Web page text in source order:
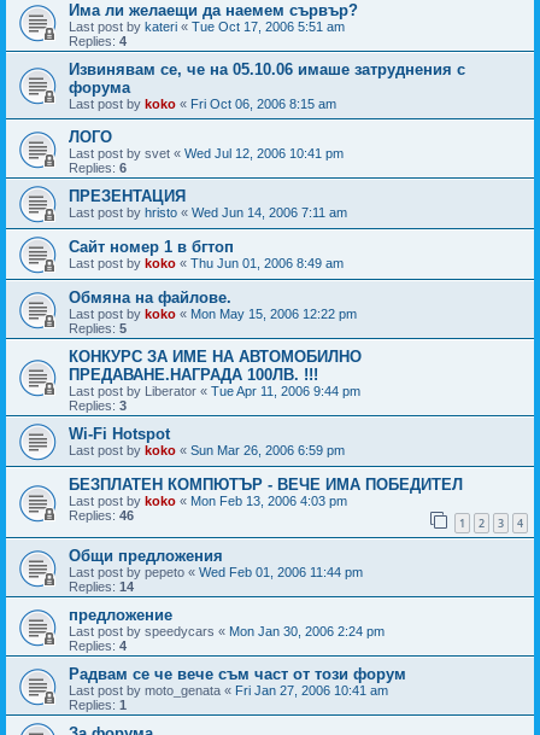
Има ли желаещи да наемем сървър?
Last post by kateri « Tue Oct 17, 2006 5:51 am
Replies: 4
Извинявам се, че на 05.10.06 имаше затруднения с
форума
Last post by koko « Fri Oct 06, 2006 8:15 am
ЛОГО
Last post by svet « Wed Jul 12, 2006 10:41 pm
Replies: 6
ПРЕЗЕНТАЦИЯ
Last post by hristo « Wed Jun 14, 2006 7:11 am
Сайт номер 1 в бгтоп
Last post by koko « Thu Jun 01, 2006 8:49 am
Обмяна на файлове.
Last post by koko « Mon May 15, 2006 12:22 pm
Replies: 5
КОНКУРС ЗА ИМЕ НА АВТОМОБИЛНО
ПРЕДАВАНЕ.НАГРАДА 100ЛВ. !!!
Last post by Liberator « Tue Apr 11, 2006 9:44 pm
Replies: 3
Wi-Fi Hotspot
Last post by koko « Sun Mar 26, 2006 6:59 pm
БЕЗПЛАТЕН КОМПЮТЪР - ВЕЧЕ ИМА ПОБЕДИТЕЛ
Last post by koko « Mon Feb 13, 2006 4:03 pm
Replies: 46 1 2 3 4
Общи предложения
Last post by pepeto « Wed Feb 01, 2006 11:44 pm
Replies: 14
предложение
Last post by speedycars « Mon Jan 30, 2006 2:24 pm
Replies: 4
Радвам се че вече съм част от този форум
Last post by moto_genata « Fri Jan 27, 2006 10:41 am
Replies: 1